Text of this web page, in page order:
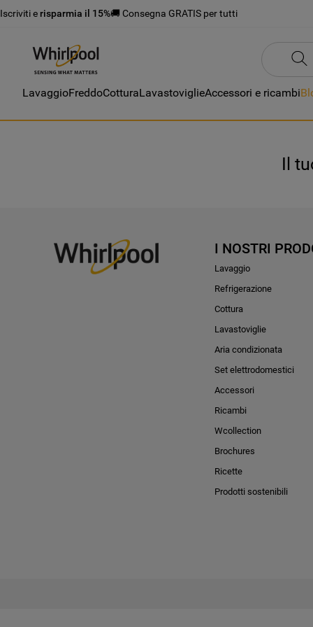
Iscriviti e risparmia il 15%🚚 Consegna GRATIS per tutti
LavaggioFreddoCotturaLavastoviglieAccessori e ricambi
Il
I NOSTRI
Lavaggio
Refrigerazione
Cottura
Lavastoviglie
Aria condizionata
Set elettrodomestici
Accessori
Ricambi
Wcollection
Brochures
Ricette
Prodotti sostenibili